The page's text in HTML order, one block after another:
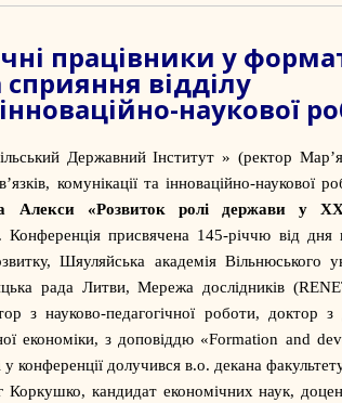
працівники у
відділу
наукової
Державний Інститут » (ректор
комунікації та інноваційно-наукової
Алекси «Розвиток ролі держави у
Конференція присвячена 145-річчю від дня
Шяуляйська академія Вільнюського
рада Литви, Мережа дослідників
з науково-педагогічної роботи, доктор з
економіки, з доповіддю «Formation and
долучився в.о. декана
Коркушко, кандидат економічних наук,